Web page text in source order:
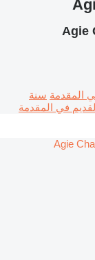
المقدمة سنة
في المقدمة